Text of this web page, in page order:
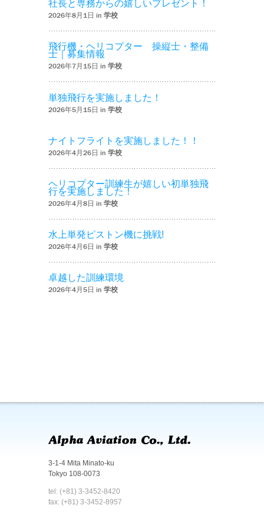
社長と専務からの嬉しいプレゼント！
2026年8月1日 in 学校
飛行機・ヘリコプター 操縦士・整備
士｜募集情報
2026年7月15日 in 学校
単独飛行を実施しました！
2026年5月15日 in 学校
ナイトフライトを実施しました！！
2026年4月26日 in 学校
ヘリコプター訓練生が嬉しい初単独飛
行を実施しました！
2026年4月8日 in 学校
水上単発ピストン機に挑戦!
2026年4月6日 in 学校
卓越した訓練環境
2026年4月5日 in 学校
3-1-4 Mita Minato-ku
Tokyo 108-0073
tel: (+81) 3-3452-8420
fax: (+81) 3-3452-8957